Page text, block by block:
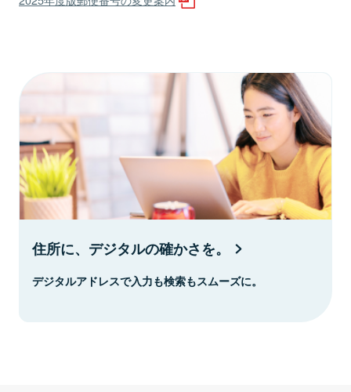
住所に、デジタルの確かさを。
デジタルアドレスで入力も検索もスムーズに。